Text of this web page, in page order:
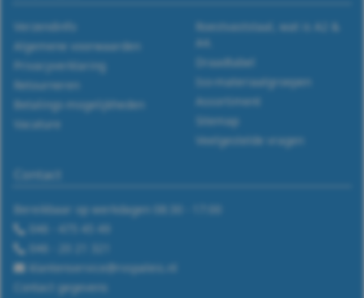
A2
-
M6
WS
-
A2
-
M8
Verzendinfo
Algemene voorwaarden
Privacyverklaring
Retourneren
Betalings-mogelijkheden
Vacature
Roestvaststaal, wat is A2 &
A4.
Draadtabel
Iso-materiaalgroepen
Assortiment
Sitemap
Veelgestelde vragen
Contact
Bereikbaar op werkdagen 08:30 - 17:00
046 - 475 45 49
046 - 20 21 321
klantenservice@rvspaleis.nl
Contact gegevens